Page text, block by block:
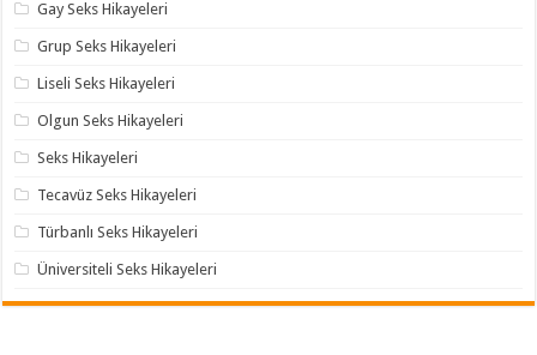
Gay Seks Hikayeleri
Grup Seks Hikayeleri
Liseli Seks Hikayeleri
Olgun Seks Hikayeleri
Seks Hikayeleri
Tecavüz Seks Hikayeleri
Türbanlı Seks Hikayeleri
Üniversiteli Seks Hikayeleri